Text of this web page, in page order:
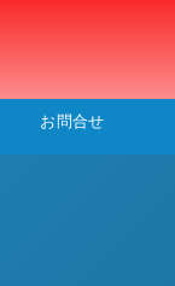
お問合せ